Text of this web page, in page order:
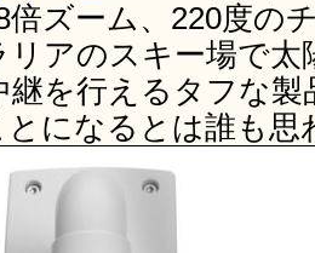
倍ズーム、220度の
リアのスキー場で太
継を行えるタフな
とになるとは誰も